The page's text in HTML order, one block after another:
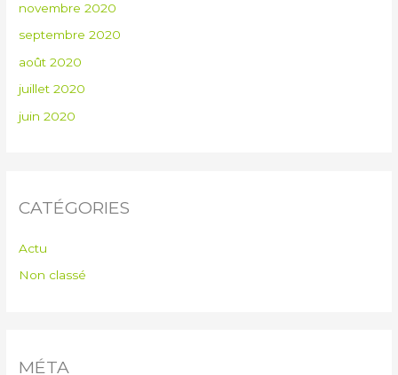
novembre 2020
septembre 2020
août 2020
juillet 2020
juin 2020
CATÉGORIES
Actu
Non classé
MÉTA